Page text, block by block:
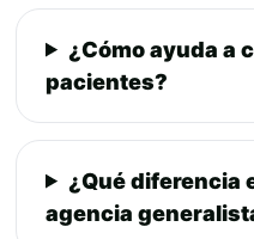
¿Cómo ayuda a
pacientes?
¿Qué diferencia
agencia